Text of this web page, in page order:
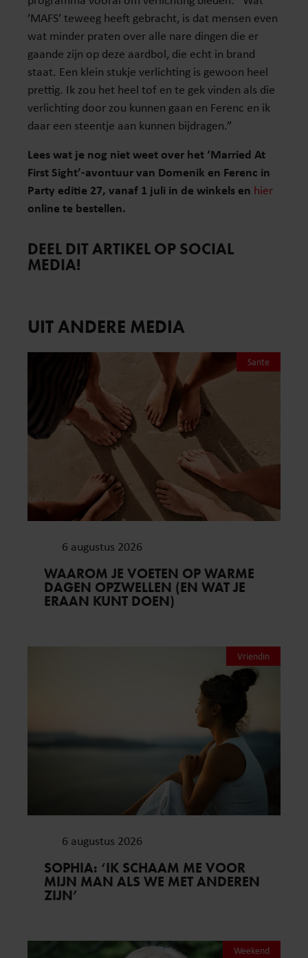
’MAFS’ teweeg heeft gebracht, is dat mensen even
wat minder praten over alle nare dingen die er
gaande zijn op deze aardbol, die echt in brand
staat. Een klein stukje verlichting is gewoon heel
prettig. Ik zou het heel tof en te gek vinden als die
verlichting door zou kunnen gaan en Ferenc en ik
daar een steentje aan kunnen bijdragen.”
Lees wat je nog niet weet over het ‘Married At
First Sight’-avontuur van Domenik en Ferenc in
Party editie 27, vanaf 1 juli in de winkels en hier
online te bestellen.
DEEL DIT ARTIKEL OP SOCIAL
MEDIA!
UIT ANDERE MEDIA
Sante
6 augustus 2026
WAAROM JE VOETEN OP WARME
DAGEN OPZWELLEN (EN WAT JE
ERAAN KUNT DOEN)
Vriendin
6 augustus 2026
SOPHIA: ‘IK SCHAAM ME VOOR
MIJN MAN ALS WE MET ANDEREN
ZIJN’
Weekend